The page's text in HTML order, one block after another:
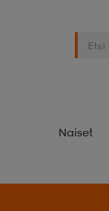
Naiset